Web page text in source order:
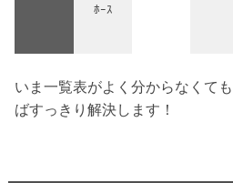
ﾎｰｽ
いま一覧表がよく分からなくて
ばすっきり解決します！